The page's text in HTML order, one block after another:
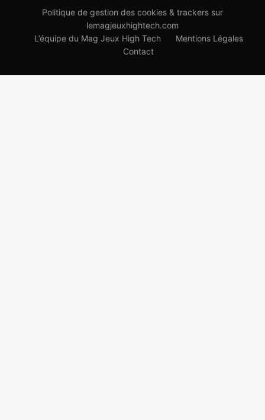
Politique de gestion des cookies & trackers sur
lemagjeuxhightech.com
L’équipe du Mag Jeux High Tech
Mentions Légales
Contact